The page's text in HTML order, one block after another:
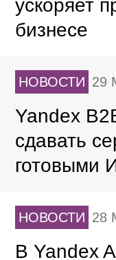
ускоряет
бизнесе
НОВОСТИ 29
Yandex
сдавать
готовыми
НОВОСТИ 28
В Yandex